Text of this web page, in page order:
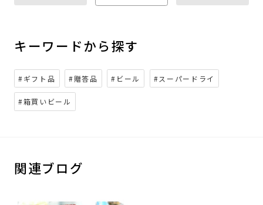
キーワードから探す
#ギフト品 #贈答品 #ビール #スーパードライ
#箱買いビール
関連ブログ